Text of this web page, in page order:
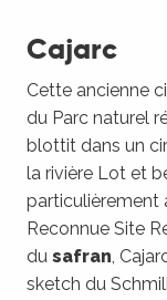
Cajarc
Cette ancienne
du Parc naturel
blottit dans un
la rivière Lot et
particulièrement
Reconnue Site
du safran,
sketch du